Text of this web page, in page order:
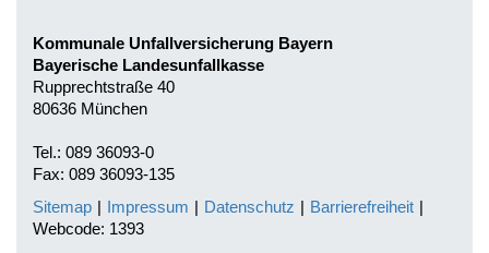
Kommunale Unfallversicherung Bayern
Bayerische Landesunfallkasse
Rupprechtstraße 40
80636 München
Tel.: 089 36093-0
Fax: 089 36093-135
Sitemap | Impressum | Datenschutz | Barrierefreiheit |
Webcode: 1393